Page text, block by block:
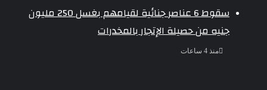
سقوط 6 عناصر جنائية لقيامهم بغسل 250 مليون
جنيه من حصيلة الإتجار بالمخدرات
منذ 4 ساعات